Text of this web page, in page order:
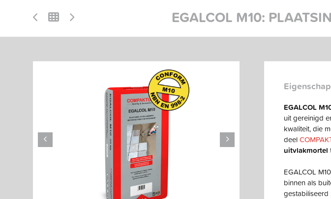
EGALCOL M10:
EGALCOL
uit gereinigd
kwaliteit, die
deel
uitvlakmortel
EGALCOL
binnen als